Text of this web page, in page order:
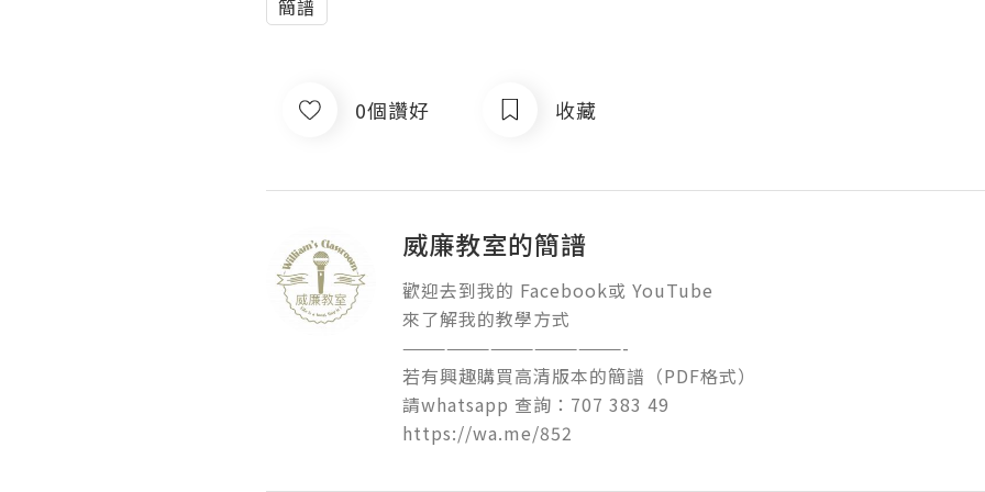
簡譜
0個讚好 收藏
威廉教室的簡譜
歡迎去到我的 Facebook或 YouTube
來了解我的教學方式
———————————————-
若有興趣購買高清版本的簡譜（PDF格式）
請whatsapp 查詢：707 383 49
https://wa.me/852